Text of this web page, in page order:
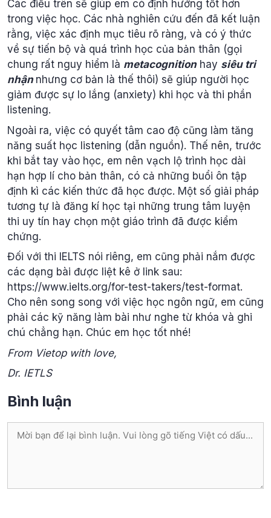
Các điều trên sẽ giúp em có định hướng tốt hơn
trong việc học. Các nhà nghiên cứu đến đã kết luận
rằng, việc xác định mục tiêu rõ ràng, và có ý thức
về sự tiến bộ và quá trình học của bản thân (gọi
chung rất nguy hiểm là metacognition hay siêu tri
nhận nhưng cơ bản là thế thôi) sẽ giúp người học
giảm được sự lo lắng (anxiety) khi học và thi phần
listening.
Ngoài ra, việc có quyết tâm cao độ cũng làm tăng
năng suất học listening (dẫn nguồn). Thế nên, trước
khi bắt tay vào học, em nên vạch lộ trình học dài
hạn hợp lí cho bản thân, có cả những buổi ôn tập
định kì các kiến thức đã học được. Một số giải pháp
tương tự là đăng kí học tại những trung tâm luyện
thi uy tín hay chọn một giáo trình đã được kiểm
chứng.
Đối với thi IELTS nói riêng, em cũng phải nắm được
các dạng bài được liệt kê ở link sau:
https://www.ielts.org/for-test-takers/test-format.
Cho nên song song với việc học ngôn ngữ, em cũng
phải các kỹ năng làm bài như nghe từ khóa và ghi
chú chẳng hạn. Chúc em học tốt nhé!
From Vietop with love,
Dr. IETLS
Bình luận
Bình